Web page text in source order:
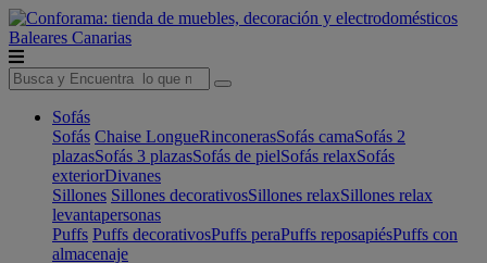
Baleares Canarias
Sofás
Sofás Chaise LongueRinconerasSofás camaSofás 2
plazasSofás 3 plazasSofás de pielSofás relaxSofás
exteriorDivanes
Sillones Sillones decorativosSillones relaxSillones relax
levantapersonas
Puffs Puffs decorativosPuffs peraPuffs reposapiésPuffs con
almacenaje